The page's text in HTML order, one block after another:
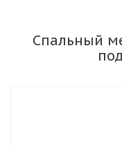
Спальный